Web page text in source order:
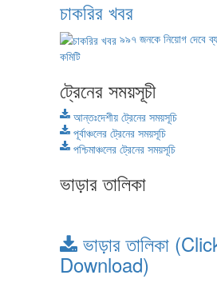
চাকরির খবর
৯৯৭ জনকে নিয়োগ দেবে
কমিটি
ট্রেনের সময়সূচী
আন্তঃদেশীয় ট্রেনের সময়সূচি
পূর্বাঞ্চলের ট্রেনের সময়সূচি
পশ্চিমাঞ্চলের ট্রেনের সময়সূচি
ভাড়ার তালিকা
ভাড়ার তালিকা
Download)